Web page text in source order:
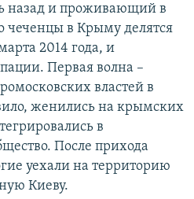
назад и проживающий в
чеченцы в Крыму делятся
2014 года, и
Первая волна –
властей в
женились на крымских
в
После прихода
уехали на территорию
Киеву.